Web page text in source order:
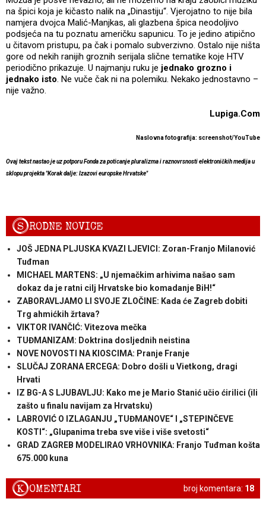
na špici koja je kičasto nalik na „Dinastiju“. Vjerojatno to nije bila
namjera dvojca Malić-Manjkas, ali glazbena špica neodoljivo
podsjeća na tu poznatu američku sapunicu. To je jedino atipično
u čitavom pristupu, pa čak i pomalo subverzivno. Ostalo nije ništa
gore od nekih ranijih groznih serijala slične tematike koje HTV
periodično prikazuje. U najmanju ruku je jednako grozno i
jednako isto. Ne vuče čak ni na polemiku. Nekako jednostavno –
nije važno.
Lupiga.Com
Naslovna fotografija: screenshot/YouTube
Ovaj tekst nastao je uz potporu Fonda za poticanje pluralizma i raznovrsnosti elektroničkih medija u
sklopu projekta "Korak dalje: Izazovi europske Hrvatske"
SRODNE NOVICE
JOŠ JEDNA PLJUSKA KVAZI LJEVICI: Zoran-Franjo Milanović
Tuđman
MICHAEL MARTENS: „U njemačkim arhivima našao sam
dokaz da je ratni cilj Hrvatske bio komadanje BiH!“
ZABORAVLJAMO LI SVOJE ZLOČINE: Kada će Zagreb dobiti
Trg ahmićkih žrtava?
VIKTOR IVANČIĆ: Vitezova mečka
TUĐMANIZAM: Doktrina dosljednih neistina
NOVE NOVOSTI NA KIOSCIMA: Pranje Franje
SLUČAJ ZORANA ERCEGA: Dobro došli u Vietkong, dragi
Hrvati
IZ BG-A S LJUBAVLJU: Kako me je Mario Stanić učio ćirilici (ili
zašto u finalu navijam za Hrvatsku)
LABROVIĆ O IZLAGANJU „TUĐMANOVE“ I „STEPINČEVE
KOSTI“: „Glupanima treba sve više i više svetosti“
GRAD ZAGREB MODELIRAO VRHOVNIKA: Franjo Tuđman košta
675.000 kuna
broj komentara: 18
KOMENTARI